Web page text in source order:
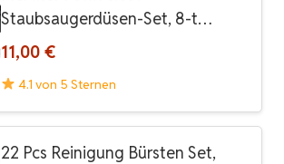
Staubsaugerdüsen-Set, 8-t…
11,00 €
4.1 von 5 Sternen
22 Pcs Reinigung Bürsten Set,